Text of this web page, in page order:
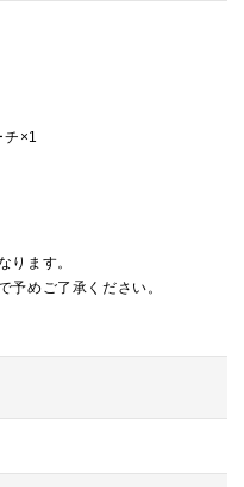
チ×1
ります。
予めご了承ください。